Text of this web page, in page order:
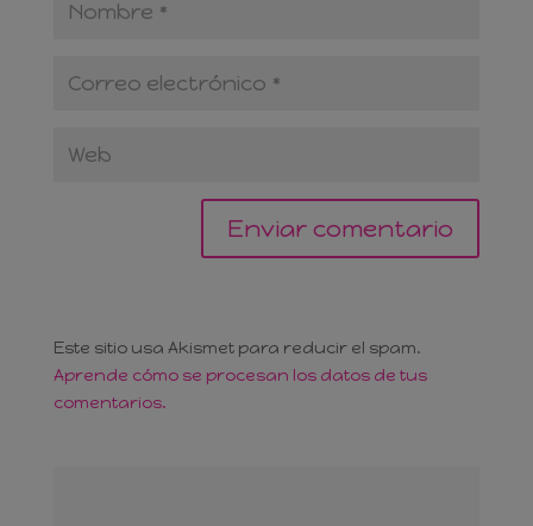
Este sitio usa Akismet para reducir el spam.
Aprende cómo se procesan los datos de tus
comentarios.